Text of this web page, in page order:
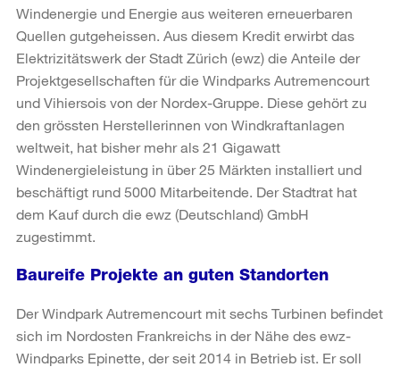
Windenergie und Energie aus weiteren erneuerbaren
Quellen gutgeheissen. Aus diesem Kredit erwirbt das
Elektrizitätswerk der Stadt Zürich (ewz) die Anteile der
Projektgesellschaften für die Windparks Autremencourt
und Vihiersois von der Nordex-Gruppe. Diese gehört zu
den grössten Herstellerinnen von Windkraftanlagen
weltweit, hat bisher mehr als 21 Gigawatt
Windenergieleistung in über 25 Märkten installiert und
beschäftigt rund 5000 Mitarbeitende. Der Stadtrat hat
dem Kauf durch die ewz (Deutschland) GmbH
zugestimmt.
Baureife Projekte an guten Standorten
Der Windpark Autremencourt mit sechs Turbinen befindet
sich im Nordosten Frankreichs in der Nähe des ewz-
Windparks Epinette, der seit 2014 in Betrieb ist. Er soll